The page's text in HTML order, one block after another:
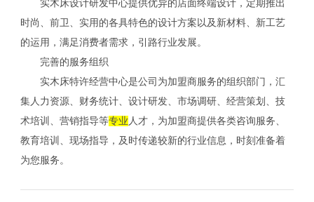
实木床设计研发中心提供优异的店面终端设计，定期推出
时尚、前卫、实用的各具特色的设计方案以及新材料、新工艺
的运用，满足消费者需求，引路行业发展。
完善的服务组织
实木床特许经营中心是公司为加盟商服务的组织部门，汇
集人力资源、财务统计、设计研发、市场调研、经营策划、技
术培训、营销指导等专业 人才，为加盟商提供各类咨询服务、
教育培训、现场指导，及时传递较新的行业信息，时刻准备着
为您服务。